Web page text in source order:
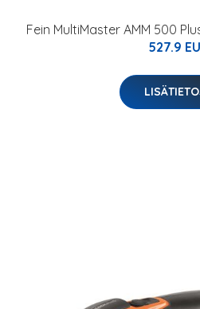
Fein MultiMaster AMM 500
527.9